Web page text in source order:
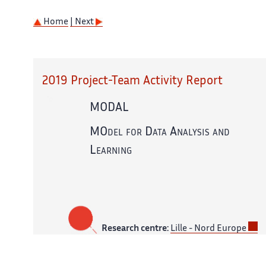
Home | Next
2019 Project-Team Activity Report
MODAL
MOdel for Data Analysis and
Learning
Research centre: Lille - Nord Europe